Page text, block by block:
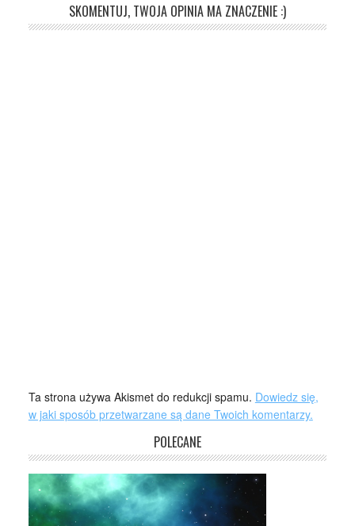
SKOMENTUJ, TWOJA OPINIA MA ZNACZENIE :)
Ta strona używa Akismet do redukcji spamu. Dowiedz się,
w jaki sposób przetwarzane są dane Twoich komentarzy.
POLECANE